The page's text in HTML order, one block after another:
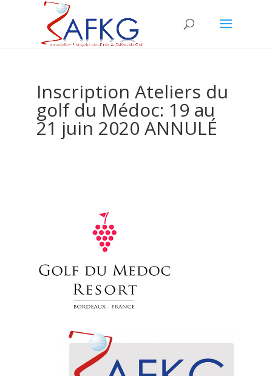
Inscription Ateliers du
golf du Médoc: 19 au
21 juin 2020 ANNULÉ